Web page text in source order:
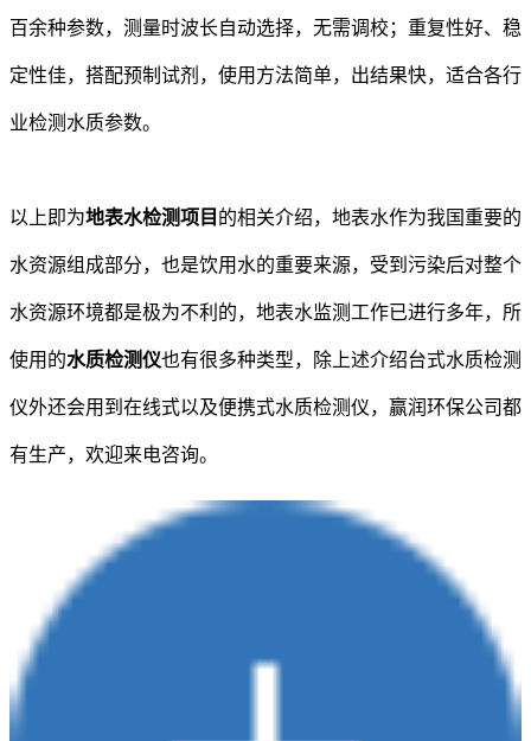
百余种参数，测量时波长自动选择，无需调校；重复性好、稳
定性佳，搭配预制试剂，使用方法简单，出结果快，适合各行
业检测水质参数。
以上即为地表水检测项目 的相关介绍，地表水作为我国重要的
水资源组成部分，也是饮用水的重要来源，受到污染后对整个
水资源环境都是极为不利的，地表水监测工作已进行多年，所
使用的水质检测仪也有很多种类型，除上述介绍台式水质检测
仪外还会用到在线式以及便携式水质检测仪，赢润环保公司都
有生产，欢迎来电咨询。